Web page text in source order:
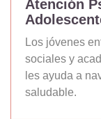
Atención
Los jóvenes
sociales y
les ayuda a
saludable.